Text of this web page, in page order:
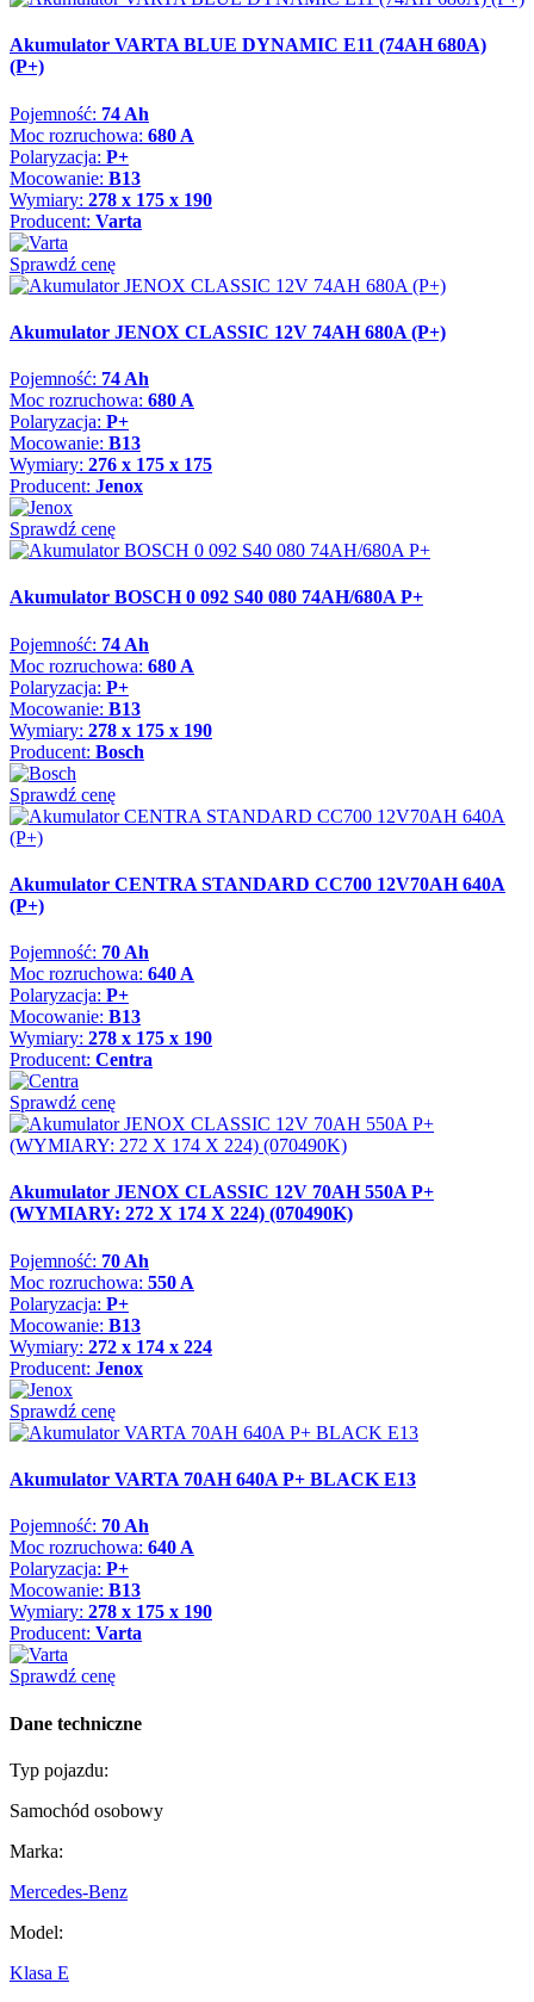
Akumulator VARTA BLUE DYNAMIC E11 (74AH 680A)
(P+)
Pojemność: 74 Ah
Moc rozruchowa: 680 A
Polaryzacja: P+
Mocowanie: B13
Wymiary: 278 x 175 x 190
Producent: Varta
Sprawdź cenę
Akumulator JENOX CLASSIC 12V 74AH 680A (P+)
Pojemność: 74 Ah
Moc rozruchowa: 680 A
Polaryzacja: P+
Mocowanie: B13
Wymiary: 276 x 175 x 175
Producent: Jenox
Sprawdź cenę
Akumulator BOSCH 0 092 S40 080 74AH/680A P+
Pojemność: 74 Ah
Moc rozruchowa: 680 A
Polaryzacja: P+
Mocowanie: B13
Wymiary: 278 x 175 x 190
Producent: Bosch
Sprawdź cenę
Akumulator CENTRA STANDARD CC700 12V70AH 640A
(P+)
Pojemność: 70 Ah
Moc rozruchowa: 640 A
Polaryzacja: P+
Mocowanie: B13
Wymiary: 278 x 175 x 190
Producent: Centra
Sprawdź cenę
Akumulator JENOX CLASSIC 12V 70AH 550A P+
(WYMIARY: 272 X 174 X 224) (070490K)
Pojemność: 70 Ah
Moc rozruchowa: 550 A
Polaryzacja: P+
Mocowanie: B13
Wymiary: 272 x 174 x 224
Producent: Jenox
Sprawdź cenę
Akumulator VARTA 70AH 640A P+ BLACK E13
Pojemność: 70 Ah
Moc rozruchowa: 640 A
Polaryzacja: P+
Mocowanie: B13
Wymiary: 278 x 175 x 190
Producent: Varta
Sprawdź cenę
Dane techniczne
Typ pojazdu:
Samochód osobowy
Marka:
Mercedes-Benz
Model:
Klasa E